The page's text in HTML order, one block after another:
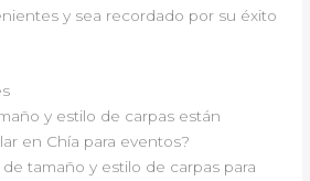
y sea recordado por su éxito
y estilo de carpas están
en Chía para eventos?
tamaño y estilo de carpas para